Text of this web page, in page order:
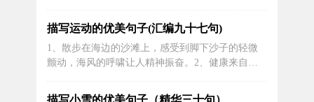
刻多么自在，感觉自己都能飞起来了，飞到天空
中。3、窗外的小鸟好在炫耀自己自由一样，在天
上到处飞。我的心情一直都无法平静，仿佛世界都
是黑暗的。4、吹着前奏望着天空我想起花...
描写运动的优美句子(汇编九十七句)
1、散步在海边的沙滩上，感受到脚下沙子的轻微
颤动，海风的呼啸让人精神振奋。2、健康来自于
定要多运动，这样才能拥有一个健康的身体。3、
描写小雪的优美句子（精华三十句）